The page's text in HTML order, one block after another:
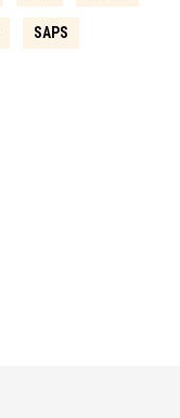
SAPS